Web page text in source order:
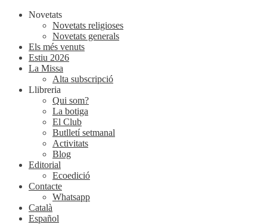
Novetats
Novetats religioses
Novetats generals
Els més venuts
Estiu 2026
La Missa
Alta subscripció
Llibreria
Qui som?
La botiga
El Club
Butlletí setmanal
Activitats
Blog
Editorial
Ecoedició
Contacte
Whatsapp
Català
Español